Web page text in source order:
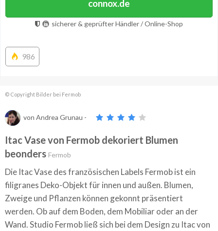
connox.de
sicherer & geprüfter Händler / Online-Shop
986
© Copyright Bilder bei Fermob
von Andrea Grunau -
Itac Vase von Fermob dekoriert Blumen
beonders Fermob
Die Itac Vase des französischen Labels Fermob ist ein
filigranes Deko-Objekt für innen und außen. Blumen,
Zweige und Pflanzen können gekonnt präsentiert
werden. Ob auf dem Boden, dem Mobiliar oder an der
Wand. Studio Fermob ließ sich bei dem Design zu Itac von